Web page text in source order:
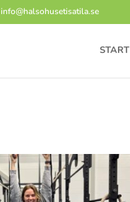
info@halsohusetisatila.se
START